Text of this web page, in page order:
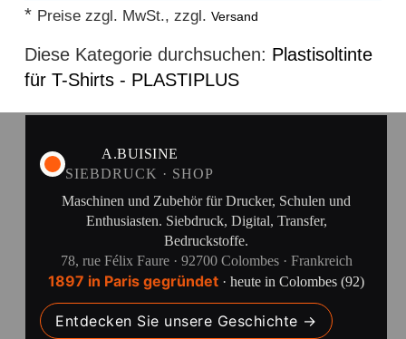
* Preise zzgl. MwSt., zzgl.Versand
Diese Kategorie durchsuchen: Plastisoltinte
für T-Shirts - PLASTIPLUS
A.BUISINE
SIEBDRUCK · SHOP
Maschinen und Zubehör für Drucker, Schulen und
Enthusiasten. Siebdruck, Digital, Transfer,
Bedruckstoffe.
78, rue Félix Faure · 92700 Colombes · Frankreich
1897 in Paris gegründet · heute in Colombes (92)
Entdecken Sie unsere Geschichte →